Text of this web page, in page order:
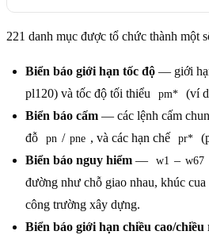
221 danh mục được tổ chức thành một
Biển báo giới hạn tốc độ — giới
pl120) và tốc độ tối thiểu
pm*
(ví
Biển báo cấm — các lệnh cấm
đỗ
pn / pne , và các hạn chế pr*
Biển báo nguy hiểm — w1 – w67
đường như chỗ giao nhau, khúc
công trường xây dựng.
Biển báo giới hạn chiều cao/chiều